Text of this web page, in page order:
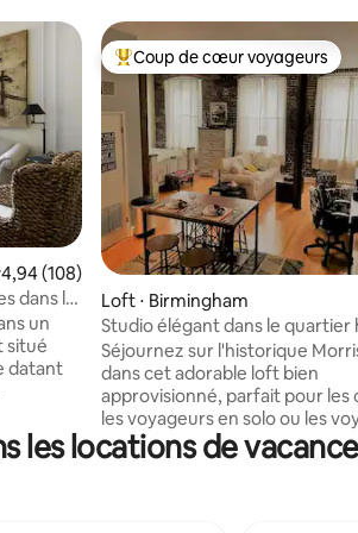
: 5 sur 5
moyenne sur la base de 108
4,94 (108)
dans le
un
situé
datant
pour la
Coups de cœur voyageurs les
Coup de cœur voyageurs
Loft ⋅ Birmingham
Studio élégant dans le quartier
des lofts du centre-ville
Séjournez sur l'historique
dans cet adorable loft bien
approvisionné, parfait pour les
les voyageurs en solo ou les
d'affaires. Profitez d'un
size Stearns & Foster, d'un
les locations de